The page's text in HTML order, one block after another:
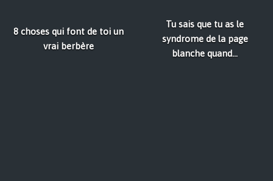
8 choses qui font de toi un
vrai berbère
Tu sais que tu as le
syndrome de la page
blanche quand...